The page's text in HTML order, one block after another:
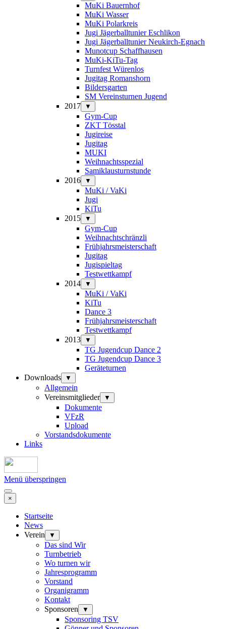
MuKi Bauernhof
MuKi Wasser
MuKi Polarkreis
Jugi Jägerballtunier Eschlikon
Jugi Jägerballtunier Neukirch-Egnach
Munotcup Schaffhausen
MuKi-KiTu-Tag
Turnfest Würenlos
Jugitag Romanshorn
Bildersgarten
SM Vereinsturnen Jugend
2017
▼
Gym-Cup
ZKT Tösstal
Jugireise
Jugitag
MUKI
Weihnachtsspezial
Samiklausturnstunde
2016
▼
MuKi / VaKi
Jugi
KiTu
2015
▼
Gym-Cup
Weihnachtschränzli
Frühjahrsmeisterschaft
Jugitag
Jugispieltag
Testwettkampf
2014
▼
MuKi / VaKi
KiTu
Dance 3
Frühjahrsmeisterschaft
Testwettkampf
2013
▼
TG Jugendcup Dance 2
TG Jugendcup Dance 3
Geräteturnen
Downloads
▼
Allgemein
Vereinsmitglieder
▼
Dokumente
VFzR
Upload
Vorstandsdokumente
Links
Menü überspringen
×
Startseite
News
Verein
▼
Das sind Wir
Turnbetrieb
Wo turnen wir
Jahresprogramm
Vorstand
Organigramm
Kontakt
Sponsoren
▼
Sponsoring TSV